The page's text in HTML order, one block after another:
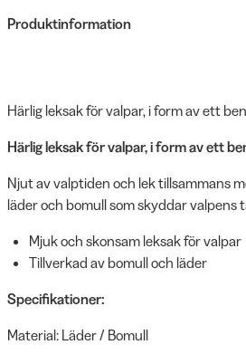
Produktinformation
Härlig leksak för valpar, i form av ett
Härlig leksak för valpar, i form av ett
Njut av valptiden och lek tillsammans
läder och bomull som skyddar valpens
Mjuk och skonsam leksak för valpar
Tillverkad av bomull och läder
Specifikationer:
Material: Läder / Bomull